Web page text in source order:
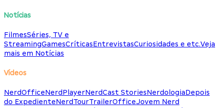
Notícias
FilmesSéries, TV e
StreamingGamesCríticasEntrevistasCuriosidades e etc.Veja
mais em Notícias
Vídeos
NerdOfficeNerdPlayerNerdCast StoriesNerdologiaDepois
do ExpedienteNerdTourTrailerOfficeJovem Nerd